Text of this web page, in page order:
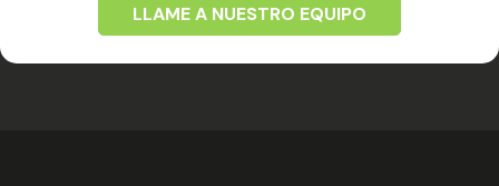
LLAME A NUESTRO EQUIPO